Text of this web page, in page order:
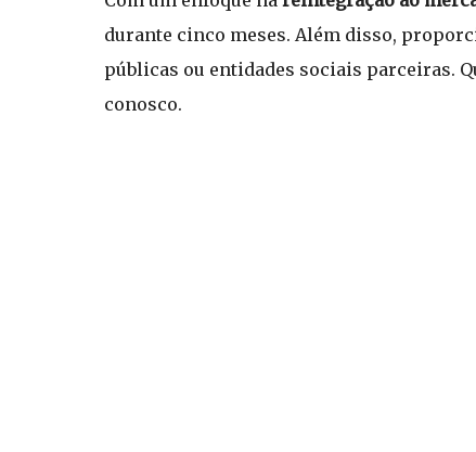
durante cinco meses. Além disso,
públicas ou entidades sociais parceiras.
conosco.